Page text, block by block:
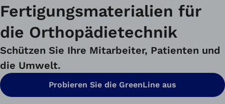
Fertigungsmaterialien für
die Orthopädietechnik
Schützen Sie Ihre Mitarbeiter, Patienten und
die Umwelt.
Probieren Sie die GreenLine aus